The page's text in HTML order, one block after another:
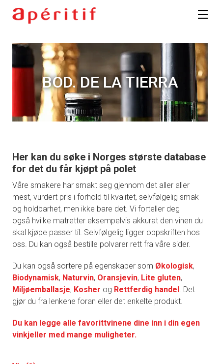
BOD. DE LA TIERRA
Her kan du søke i Norges største database
for det du får kjøpt på polet
Våre smakere har smakt seg gjennom det aller aller
mest, vurdert pris i forhold til kvalitet, selvfølgelig smak
og holdbarhet, men ikke bare det. Vi forteller deg
også hvilke matretter eksempelvis akkurat den vinen du
skal kjøpe passer til. Selvfølgelig ligger oppskriften hos
oss. Du kan også bestille polvarer rett fra våre sider.
Du kan også sortere på egenskaper som Økologisk,
Biodynamisk, Naturvin, Oransjevin, Lite gluten,
Miljøemballasje, Kosher og Rettferdig handel. Det
gjør du fra lenkene foran eller det enkelte produkt.
Du kan legge alle favorittvinene dine inn i din egen
vinkjeller med mange muligheter.